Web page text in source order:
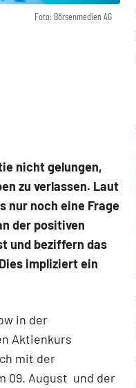
Foto: Börsenmedien AG
nicht gelungen,
zu verlassen. Laut
nur noch eine Frage
der positiven
und beziffern das
impliziert ein
in der
Aktienkurs
mit der
09. August und der